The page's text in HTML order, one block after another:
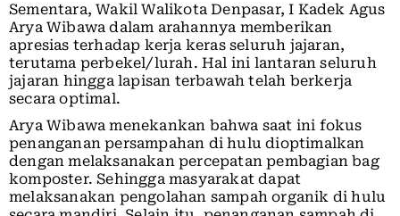
Sementara, Wakil Walikota Denpasar, I Kadek Agus
Arya Wibawa dalam arahannya memberikan
apresias terhadap kerja keras seluruh jajaran,
terutama perbekel/lurah. Hal ini lantaran seluruh
jajaran hingga lapisan terbawah telah berkerja
secara optimal.
Arya Wibawa menekankan bahwa saat ini fokus
penanganan persampahan di hulu dioptimalkan
dengan melaksanakan percepatan pembagian bag
komposter. Sehingga masyarakat dapat
melaksanakan pengolahan sampah organik di hulu